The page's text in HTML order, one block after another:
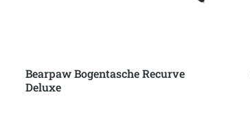
Bearpaw Bogentasche Recurve
Deluxe